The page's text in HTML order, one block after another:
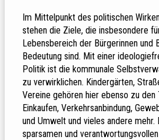
Im Mittelpunkt des politischen
stehen die Ziele, die insbesondere
Lebensbereich der Bürgerinnen und
Bedeutung sind. Mit einer
Politik ist die kommunale
zu verwirklichen. Kindergärten,
Vereine gehören hier ebenso zu den
Einkaufen, Verkehrsanbindung,
und Umwelt und vieles andere mehr.
sparsamen und